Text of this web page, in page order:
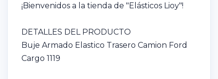
¡Bienvenidos a la tienda de "Elásticos Lioy"!
DETALLES DEL PRODUCTO
Buje Armado Elastico Trasero Camion Ford
Cargo 1119